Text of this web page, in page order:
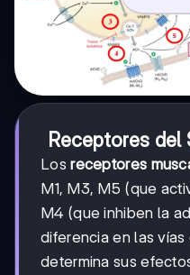
Receptores
Losreceptores
M1, M3, M5 (que
M4 (que inhiben la
diferencia en las
determina sus